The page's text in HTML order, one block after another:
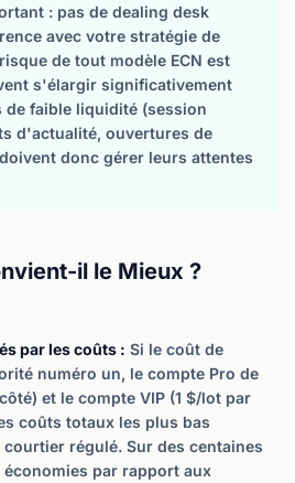
: pas de dealing desk
avec votre stratégie de
de tout modèle ECN est
s'élargir significativement
de faible liquidité (session
d'actualité, ouvertures de
donc gérer leurs attentes
il le Mieux ?
par les coûts : Si le coût de
numéro un, le compte Pro de
et le compte VIP (1 $/lot par
coûts totaux les plus bas
régulé. Sur des centaines
par rapport aux